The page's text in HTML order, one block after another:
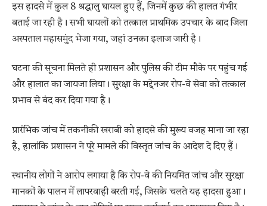
इस हादसे में कुल 8 श्रद्धालु घायल हुए हैं, जिनमें कुछ की हालत गंभीर
बताई जा रही है। सभी घायलों को तत्काल प्राथमिक उपचार के बाद जिला
अस्पताल महासमुंद भेजा गया, जहां उनका इलाज जारी है।
घटना की सूचना मिलते ही प्रशासन और पुलिस की टीम मौके पर पहुंच गई
और हालात का जायजा लिया। सुरक्षा के मद्देनजर रोप-वे सेवा को तत्काल
प्रभाव से बंद कर दिया गया है।
प्रारंभिक जांच में तकनीकी खराबी को हादसे की मुख्य वजह माना जा रहा
है, हालांकि प्रशासन ने पूरे मामले की विस्तृत जांच के आदेश दे दिए हैं।
स्थानीय लोगों ने आरोप लगाया है कि रोप-वे की नियमित जांच और सुरक्षा
मानकों के पालन में लापरवाही बरती गई, जिसके चलते यह हादसा हुआ।